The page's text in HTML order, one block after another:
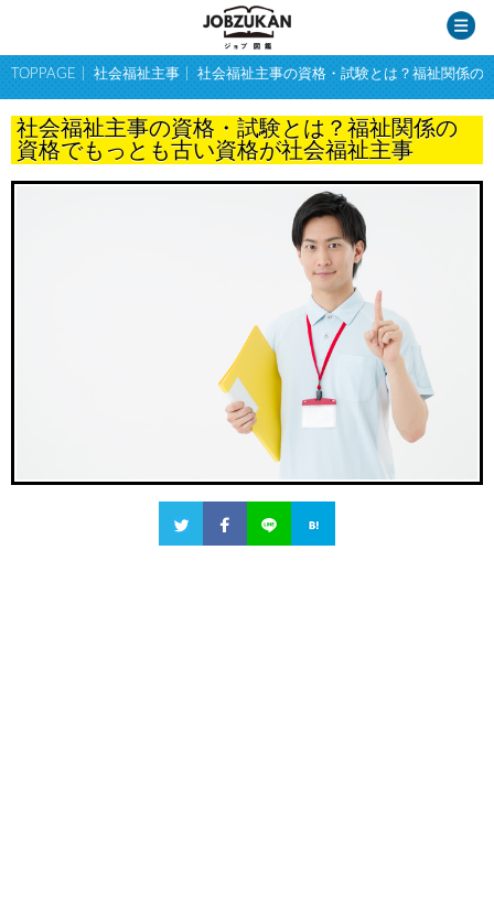
TOPPAGE 社会福祉主事 社会福祉主事の資格・試験とは？福祉関係の
社会福祉主事の資格・試験とは？福祉関係の
資格でもっとも古い資格が社会福祉主事